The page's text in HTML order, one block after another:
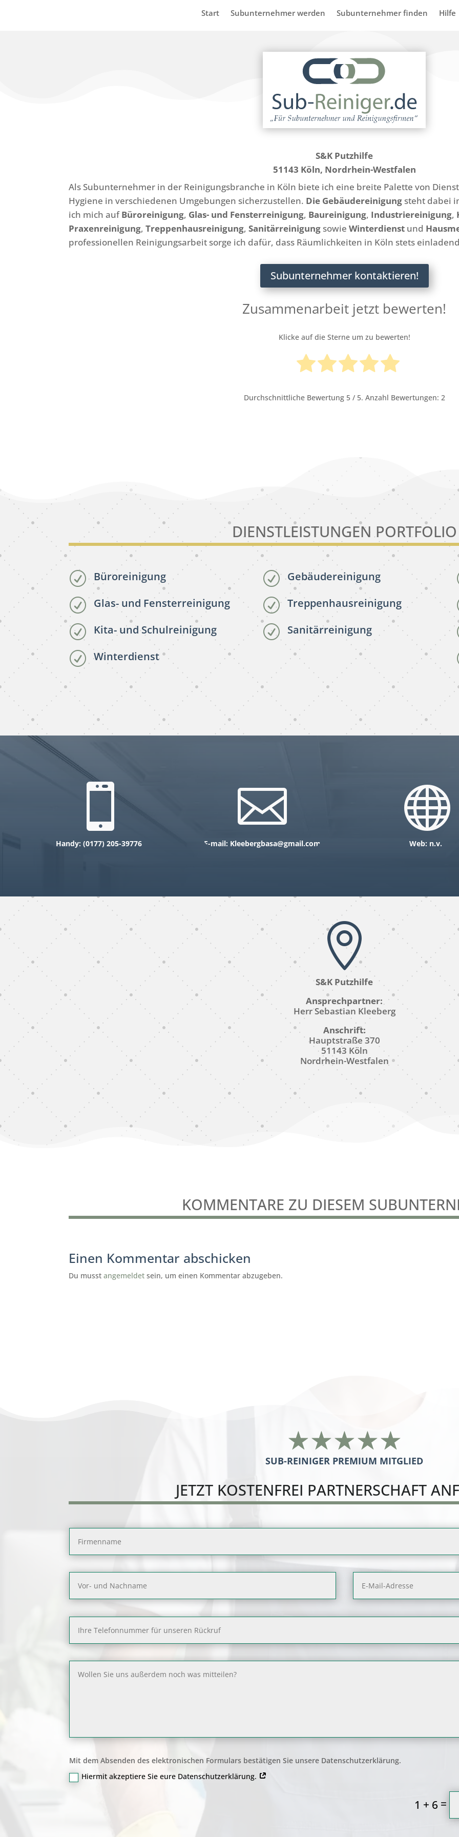
Start Subunternehmer werden Subunternehmer finden Hilfe
S&K Putzhilfe
51143 Köln, Nordrhein-Westfalen
Als Subunternehmer in der Reinigungsbranche in Köln biete ich eine breite Palette von
Hygiene in verschiedenen Umgebungen sicherzustellen. Die Gebäudereinigungsteht dabei
ich mich aufBüroreinigung, Glas- und Fensterreinigung, Baureinigung, Industriereinigung,
Praxenreinigung,Treppenhausreinigung,SanitärreinigungsowieWinterdienst und
professionellen Reinigungsarbeit sorge ich dafür, dass Räumlichkeiten in Köln stets
Subunternehmer kontaktieren!
Zusammenarbeit jetzt bewerten!
Klicke auf die Sterne um zu bewerten!
Durchschnittliche Bewertung 5/ 5. Anzahl Bewertungen: 2
DIENSTLEISTUNGEN PORTFOLIO
R Büroreinigung R Gebäudereinigung
R Glas- und Fensterreinigung R Treppenhausreinigung
R Kita- und Schulreinigung R Sanitärreinigung
R Winterdienst
subunternehmer
reinigung köln
subunternehmer
gebäudereinigung köln

Handy: (0177) 205-39776

E-mail: Kleebergbasa@gmail.com

Web: n.v.

S&K Putzhilfe
Ansprechpartner:
Herr Sebastian Kleeberg
Anschrift:
Hauptstraße 370
51143 Köln
Nordrhein-Westfalen
KOMMENTARE ZU DIESEM
Einen Kommentar abschicken
Du musstangemeldet sein, um einen Kommentar abzugeben.
☆☆☆☆☆
SUB-REINIGER PREMIUM MITGLIED
JETZT KOSTENFREI PARTNERSCHAFT
Mit dem Absenden des elektronischen Formulars bestätigen Sie unsere Datenschutzerklärung.
Hiermit akzeptiere Sie eure Datenschutzerklärung.
1 + 6 =